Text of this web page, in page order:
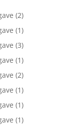
(2)
(1)
(3)
(1)
(2)
(1)
(1)
(1)